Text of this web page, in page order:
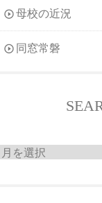
母校の近況
同窓常磐